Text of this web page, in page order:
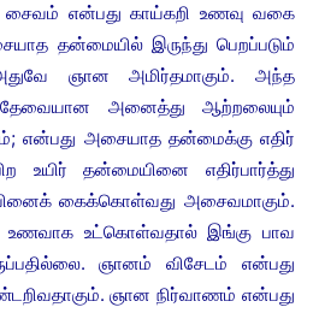
காய்கறி உணவு வகை
தன்மையில் இருந்து பெறப்படும்
ஞான அமிர்தமாகும். அந்த
தேவையான அனைத்து ஆற்றலையும்
என்பது அசையாத தன்மைக்கு எதிர்
உயிர் தன்மையினை எதிர்பார்த்து
கைக்கொள்வது அசைவமாகும்.
உட்கொள்வதால் இங்கு பாவ
ஞானம் விசேடம் என்பது
ஞான நிர்வாணம் என்பது